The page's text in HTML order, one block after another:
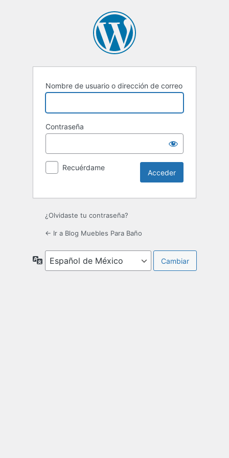
Nombre de usuario o dirección de correo
Contraseña
Recuérdame
¿Olvidaste tu contraseña?
← Ir a Blog Muebles Para Baño
Idioma